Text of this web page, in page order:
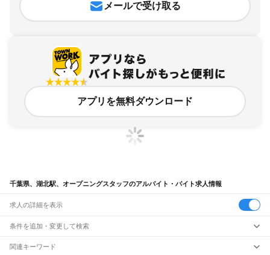
メールで受け取る
アプリを無料ダウンロード
千葉県、湖北駅、オープニングスタッフのアルバイト・バイト求人情報
求人の詳細を表示
条件を追加・変更して検索
市区町村を追加・変更
関連キーワード